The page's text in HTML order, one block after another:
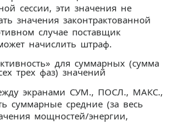
сессии, эти значения не
значения законтрактованной
случае поставщик
начислить штраф.
экранами СУМ., ПОСЛ., МАКС.,
суммарные средние (за весь
мощностей/энергии,